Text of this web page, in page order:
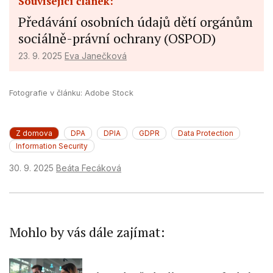
Předávání osobních údajů dětí orgánům
sociálně-právní ochrany (OSPOD)
23. 9. 2025 Eva Janečková
Fotografie v článku: Adobe Stock
Z domova DPA DPIA GDPR
Data Protection
Information Security
30. 9. 2025 Beáta Fecáková
Mohlo by vás dále zajímat:
Use profiles to select personalised
advertising
Create profiles to personalise content
Measure content performance
Understand audiences through statistics
sources
IAB Special Features:
Use precise geolocation data